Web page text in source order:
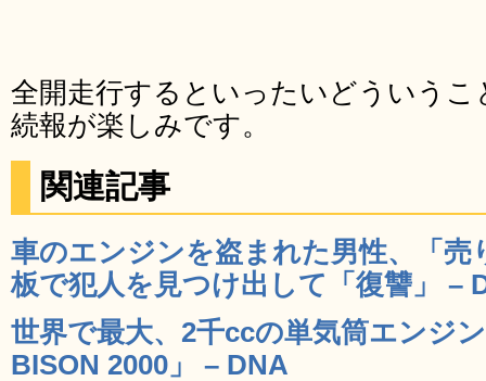
全開走行するといったいどういう
続報が楽しみです。
関連記事
車のエンジンを盗まれた男性、「売
板で犯人を見つけ出して「復讐」 –
世界で最大、2千ccの単気筒エンジ
BISON 2000」 – DNA